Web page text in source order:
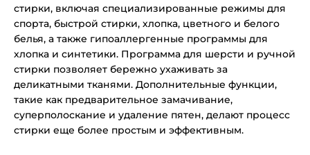
стирки, включая специализированные режимы для
спорта, быстрой стирки, хлопка, цветного и белого
белья, а также гипоаллергенные программы для
хлопка и синтетики. Программа для шерсти и ручной
стирки позволяет бережно ухаживать за
деликатными тканями. Дополнительные функции,
такие как предварительное замачивание,
суперполоскание и удаление пятен, делают процесс
стирки еще более простым и эффективным.